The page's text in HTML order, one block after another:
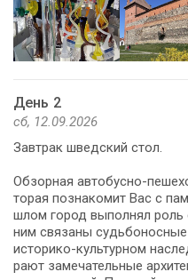
День 2
сб, 12.09.2026
Зав­трак швед­ский стол.
Об­зор­ная автобусно-
то­рая по­зна­ко­мит Вас с
шлом го­род вы­пол­нял
ним свя­за­ны
историко-культурном
ра­ют за­ме­ча­тель­ные